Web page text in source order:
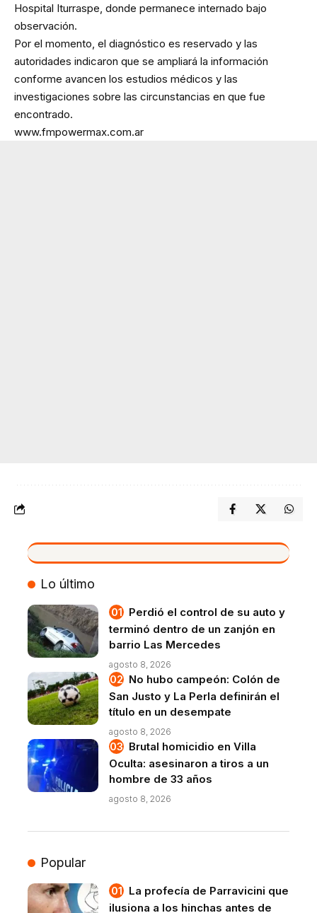
Hospital Iturraspe, donde permanece internado bajo
observación.
Por el momento, el diagnóstico es reservado y las
autoridades indicaron que se ampliará la información
conforme avancen los estudios médicos y las
investigaciones sobre las circunstancias en que fue
encontrado.
www.fmpowermax.com.ar
VIVO
Lo último
Perdió el control de su auto y
terminó dentro de un zanjón en
barrio Las Mercedes
agosto 8, 2026
No hubo campeón: Colón de
San Justo y La Perla definirán el
título en un desempate
agosto 8, 2026
Brutal homicidio en Villa
Oculta: asesinaron a tiros a un
hombre de 33 años
agosto 8, 2026
Popular
La profecía de Parravicini que
ilusiona a los hinchas antes de